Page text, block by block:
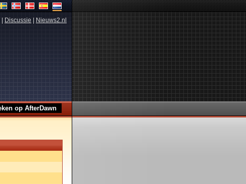
Discussie Nieuws2.nl